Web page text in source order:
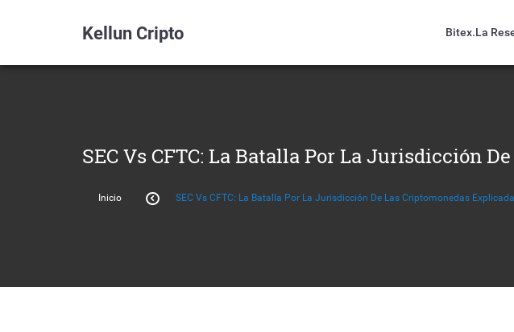
Kellun Cripto Bitex.la
SEC Vs CFTC: La Batalla Por La Jurisdicción
Inicio SEC Vs CFTC: La Batalla Por La Jurisdicción De Las Criptomonedas Explicada